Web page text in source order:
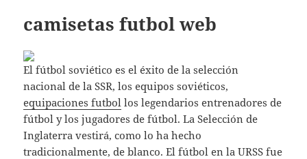
camisetas futbol web
El fútbol soviético es el éxito de la selección
nacional de la SSR, los equipos soviéticos,
equipaciones futbol los legendarios entrenadores de
fútbol y los jugadores de fútbol. La Selección de
Inglaterra vestirá, como lo ha hecho
tradicionalmente, de blanco. El fútbol en la URSS fue